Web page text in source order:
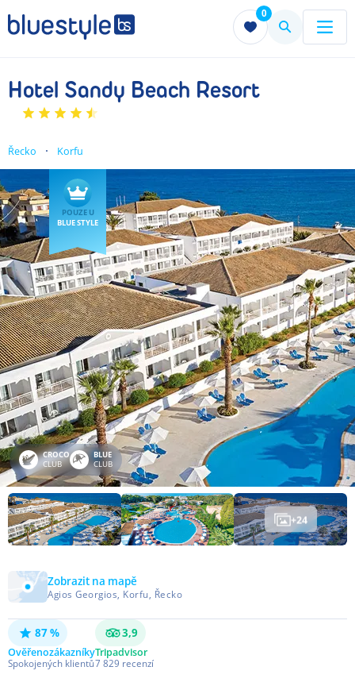
0
Menu Menu
Hotel Sandy Beach Resort
Řecko Korfu
POUZE U
BLUE STYLE
CROCO
CLUB
BLUE
CLUB
+24
Zobrazit na mapě
Agios Georgios, Korfu, Řecko
87 %
Ověřenozákazníky
Spokojených klientů
3,9
Tripadvisor
7 829 recenzí